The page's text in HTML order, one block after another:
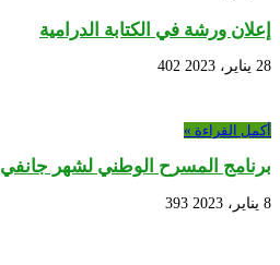
إعلان ورشة في الكتابة الدرامية
28 يناير، 2023 402
أكمل القراءة »
برنامج المسرح الوطني لشهر جانفي 2023
8 يناير، 2023 393